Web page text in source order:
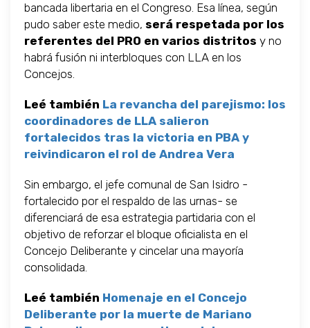
bancada libertaria en el Congreso. Esa línea, según
pudo saber este medio, será respetada por los
referentes del PRO en varios distritos y no
habrá fusión ni interbloques con LLA en los
Concejos.
Leé también La revancha del parejismo: los
coordinadores de LLA salieron
fortalecidos tras la victoria en PBA y
reivindicaron el rol de Andrea Vera
Sin embargo, el jefe comunal de San Isidro -
fortalecido por el respaldo de las urnas- se
diferenciará de esa estrategia partidaria con el
objetivo de reforzar el bloque oficialista en el
Concejo Deliberante y cincelar una mayoría
consolidada.
Leé también Homenaje en el Concejo
Deliberante por la muerte de Mariano